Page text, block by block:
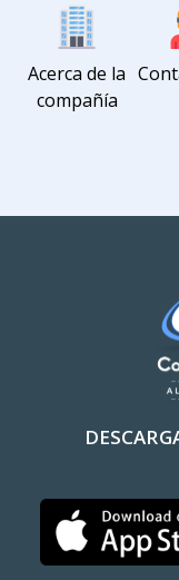
Acerca de la
compañía